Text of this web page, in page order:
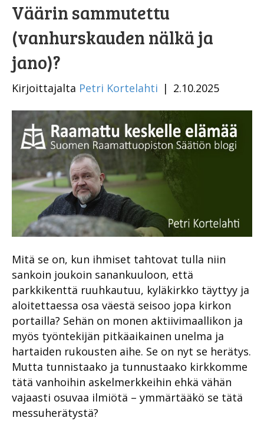
Väärin sammutettu
(vanhurskauden nälkä ja
jano)?
Kirjoittajalta Petri Kortelahti | 2.10.2025
Mitä se on, kun ihmiset tahtovat tulla niin
sankoin joukoin sanankuuloon, että
parkkikenttä ruuhkautuu, kyläkirkko täyttyy ja
aloitettaessa osa väestä seisoo jopa kirkon
portailla? Sehän on monen aktiivimaallikon ja
myös työntekijän pitkäaikainen unelma ja
hartaiden rukousten aihe. Se on nyt se herätys.
Mutta tunnistaako ja tunnustaako kirkkomme
tätä vanhoihin askelmerkkeihin ehkä vähän
vajaasti osuvaa ilmiötä – ymmärtääkö se tätä
messuherätystä?